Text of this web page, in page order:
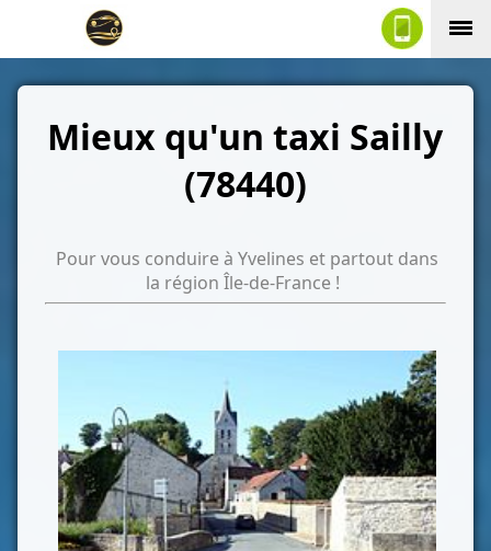
Mieux qu'un taxi Sailly
(78440)
Pour vous conduire à Yvelines et partout dans
la région Île-de-France !